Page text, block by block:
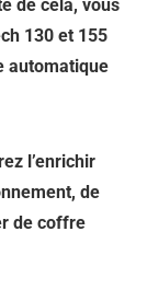
de cela, vous
130 et 155
automatique
l’enrichir
de
de coffre